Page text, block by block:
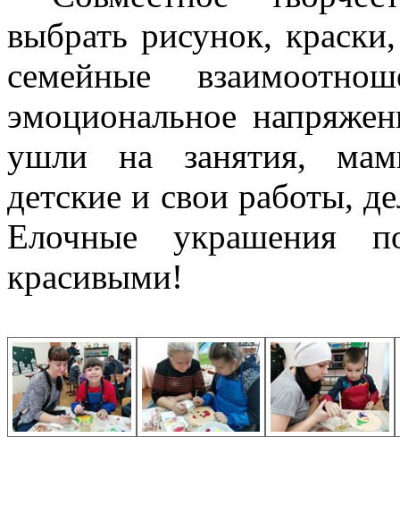
выбрать рисунок,
семейные
эмоциональное
ушли на занятия,
детские и свои работы,
Елочные украшения
красивыми!